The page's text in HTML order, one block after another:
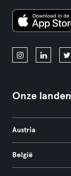
Onze landen
Austria
België